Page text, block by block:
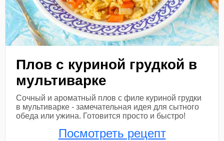
Плов с куриной грудкой в
мультиварке
Сочный и ароматный плов с филе куриной грудки
в мультиварке - замечательная идея для сытного
обеда или ужина. Готовится просто и быстро!
Посмотреть рецепт